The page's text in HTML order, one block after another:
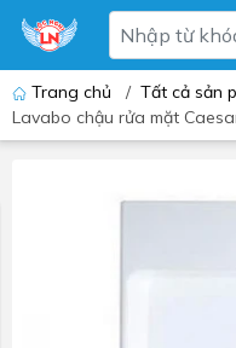
Trang chủ / Tất cả sản
Lavabo chậu rửa mặt